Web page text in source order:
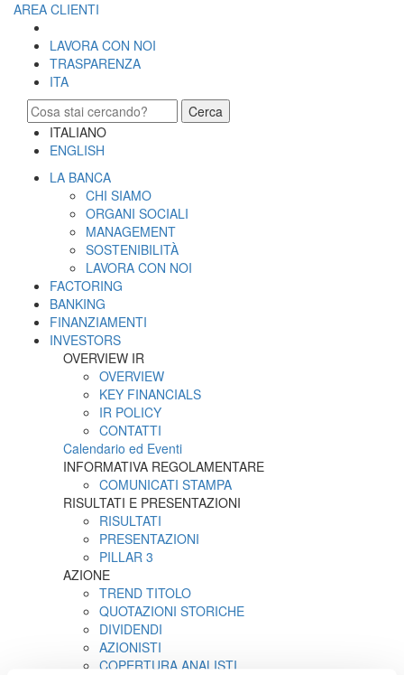
AREA CLIENTI
LAVORA CON NOI
TRASPARENZA
ITA
Cerca
ITALIANO
ENGLISH
LA BANCA
CHI SIAMO
ORGANI SOCIALI
MANAGEMENT
SOSTENIBILITÀ
LAVORA CON NOI
FACTORING
BANKING
FINANZIAMENTI
INVESTORS
OVERVIEW IR
OVERVIEW
KEY FINANCIALS
IR POLICY
CONTATTI
Calendario ed Eventi
INFORMATIVA REGOLAMENTARE
COMUNICATI STAMPA
RISULTATI E PRESENTAZIONI
RISULTATI
PRESENTAZIONI
PILLAR 3
AZIONE
TREND TITOLO
QUOTAZIONI STORICHE
DIVIDENDI
AZIONISTI
COPERTURA ANALISTI